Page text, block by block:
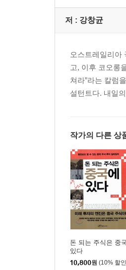
저 : 강창균
오스트레일리아
고, 이후 코오롱
쳐라”라는 칼럼
설턴트다. 내일
작가의 다른 상
돈 되는 주식은 중
있다
10,800원 (10% 할